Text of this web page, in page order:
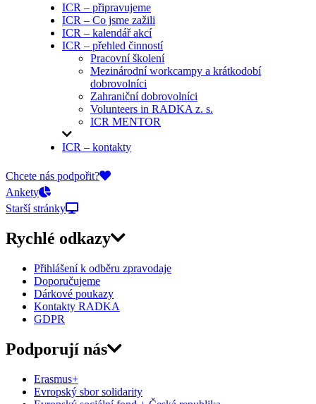
ICR – připravujeme
ICR – Co jsme zažili
ICR – kalendář akcí
ICR – přehled činností
Pracovní školení
Mezinárodní workcampy a krátkodobí
dobrovolníci
Zahraniční dobrovolníci
Volunteers in RADKA z. s.
ICR MENTOR
ICR – kontakty
On-line přihlášky
Chcete nás podpořit?
Ankety
Starší stránky
Rychlé odkazy
Přihlášení k odběru zpravodaje
Doporučujeme
Dárkové poukazy
Kontakty RADKA
GDPR
Podporují nás
Erasmus+
Evropský sbor solidarity